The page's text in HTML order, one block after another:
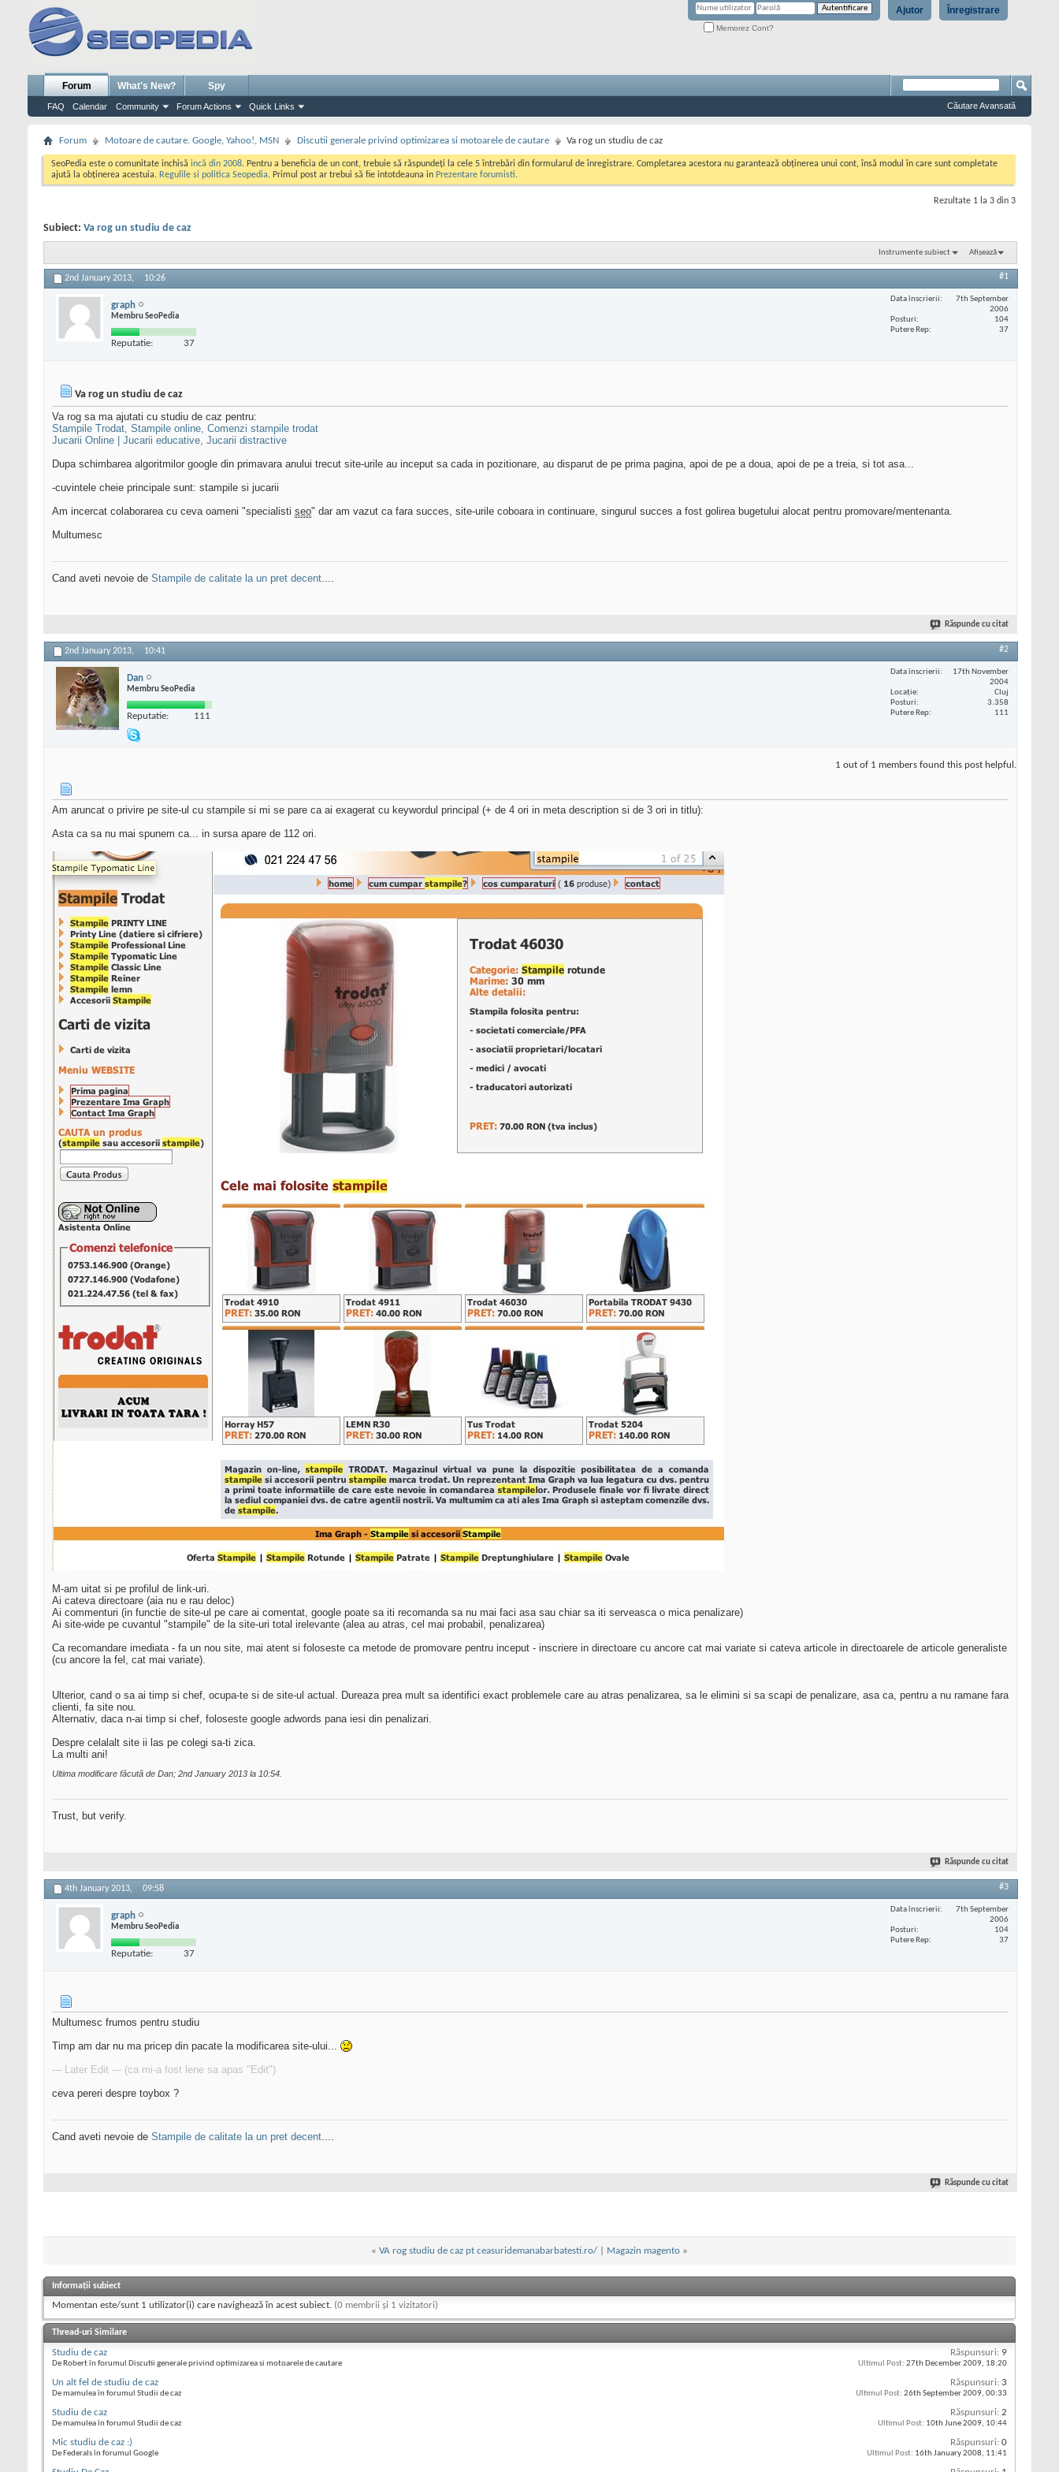
Înregistrare
Ajutor
Memorez Cont?
Forum
FAQ Calendar Community Forum Actions Quick Links
What's New? Spy
Căutare Avansată
Forum Motoare de cautare. Google, Yahoo!, MSN Discutii generale privind optimizarea si motoarele de cautare Va rog un studiu de caz
SeoPedia este o comunitate inchisă incă din 2008. Pentru a beneficia de un cont, trebuie să răspundeți la cele 5 întrebări din formularul de înregistrare. Completarea acestora nu garantează obținerea unui cont, însă modul în care sunt completate
ajută la obținerea acestuia. Regulile si politica Seopedia. Primul post ar trebui să fie intotdeauna in Prezentare forumisti.
Rezultate 1 la 3 din 3
Subiect: Va rog un studiu de caz
Instrumente subiect Afișează
2nd January 2013, 10:26 #1
graph
Membru SeoPedia
Reputatie: 37
Data înscrierii
7th September
2006
Posturi
104
Putere Rep
37
Va rog un studiu de caz
Va rog sa ma ajutati cu studiu de caz pentru:
Stampile Trodat, Stampile online, Comenzi stampile trodat
Jucarii Online | Jucarii educative, Jucarii distractive
Dupa schimbarea algoritmilor google din primavara anului trecut site-urile au inceput sa cada in pozitionare, au disparut de pe prima pagina, apoi de pe a doua, apoi de pe a treia, si tot asa...
-cuvintele cheie principale sunt: stampile si jucarii
Am incercat colaborarea cu ceva oameni "specialisti seo" dar am vazut ca fara succes, site-urile coboara in continuare, singurul succes a fost golirea bugetului alocat pentru promovare/mentenanta.
Multumesc
Cand aveti nevoie de Stampile de calitate la un pret decent....
Răspunde cu citat
2nd January 2013, 10:41 #2
Dan
Membru SeoPedia
Reputatie: 111
Data înscrierii
17th November
2004
Locaţie
Cluj
Posturi
3.358
Putere Rep
111
1 out of 1 members found this post helpful.
Am aruncat o privire pe site-ul cu stampile si mi se pare ca ai exagerat cu keywordul principal (+ de 4 ori in meta description si de 3 ori in titlu):
Asta ca sa nu mai spunem ca... in sursa apare de 112 ori.
M-am uitat si pe profilul de link-uri.
Ai cateva directoare (aia nu e rau deloc)
Ai commenturi (in functie de site-ul pe care ai comentat, google poate sa iti recomanda sa nu mai faci asa sau chiar sa iti serveasca o mica penalizare)
Ai site-wide pe cuvantul "stampile" de la site-uri total irelevante (alea au atras, cel mai probabil, penalizarea)
Ca recomandare imediata - fa un nou site, mai atent si foloseste ca metode de promovare pentru inceput - inscriere in directoare cu ancore cat mai variate si cateva articole in directoarele de articole generaliste
(cu ancore la fel, cat mai variate).
Ulterior, cand o sa ai timp si chef, ocupa-te si de site-ul actual. Dureaza prea mult sa identifici exact problemele care au atras penalizarea, sa le elimini si sa scapi de penalizare, asa ca, pentru a nu ramane fara
clienti, fa site nou.
Alternativ, daca n-ai timp si chef, foloseste google adwords pana iesi din penalizari.
Despre celalalt site ii las pe colegi sa-ti zica.
La multi ani!
Ultima modificare făcută de Dan; 2nd January 2013 la 10:54
Trust, but verify.
Răspunde cu citat
4th January 2013, 09:58 #3
graph
Membru SeoPedia
Reputatie: 37
Data înscrierii
7th September
2006
Posturi
104
Putere Rep
37
Multumesc frumos pentru studiu
Timp am dar nu ma pricep din pacate la modificarea site-ului...
--- Later Edit --- (ca mi-a fost lene sa apas "Edit")
ceva pereri despre toybox ?
Cand aveti nevoie de Stampile de calitate la un pret decent....
Răspunde cu citat
« VA rog studiu de caz pt ceasuridemanabarbatesti.ro/ Magazin magento »
Informații subiect
Momentan este/sunt 1 utilizator(i) care navighează în acest subiect. (0 membrii și 1 vizitatori)
Thread-uri Similare
Studiu de caz
De Robert în forumul Discutii generale privind optimizarea si motoarele de cautare
Răspunsuri: 9
Ultimul Post: 27th December 2009, 18:20
Un alt fel de studiu de caz
De mamulea în forumul Studii de caz
Răspunsuri: 3
Ultimul Post: 26th September 2009, 00:33
Studiu de caz
De mamulea în forumul Studii de caz
Răspunsuri: 2
Ultimul Post: 10th June 2009, 10:44
Mic studiu de caz :)
De Federals în forumul Google
Răspunsuri: 0
Ultimul Post: 16th January 2008, 11:41